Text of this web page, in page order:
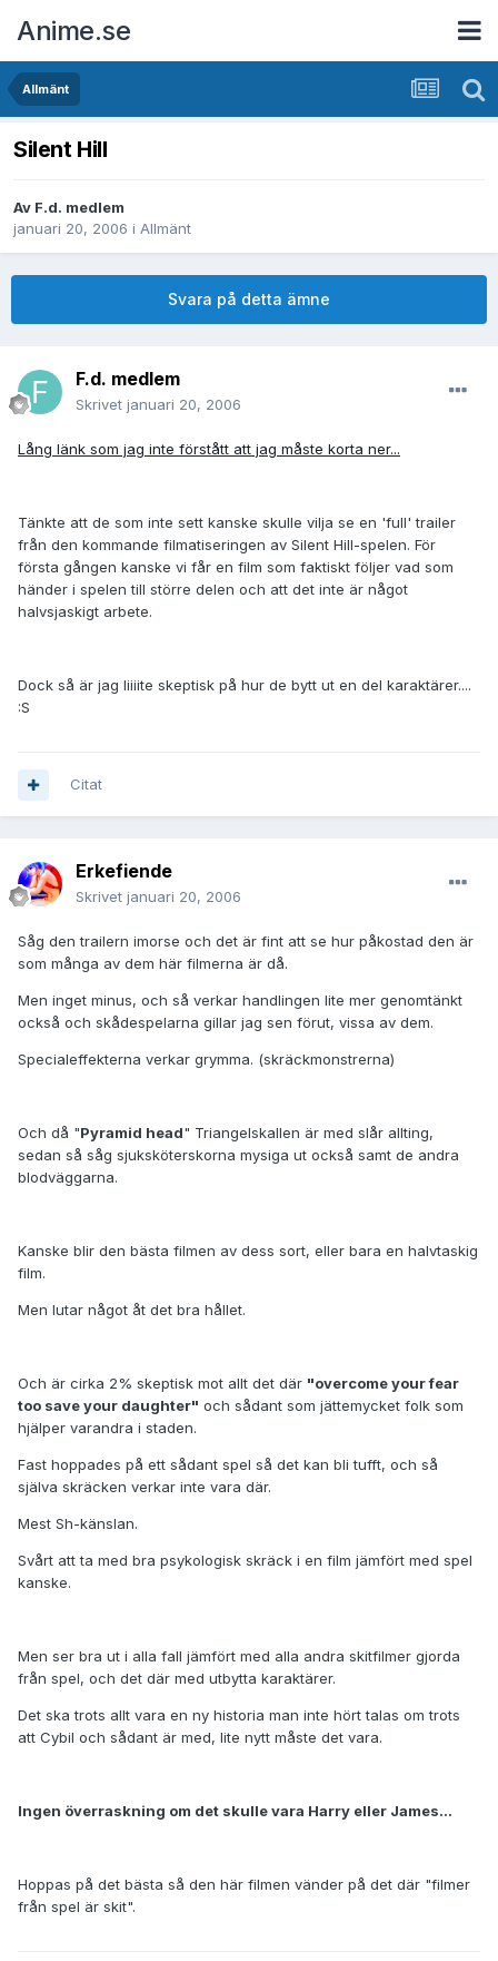
Anime.se
Allmänt
Silent Hill
Av F.d. medlem
januari 20, 2006 i Allmänt
Svara på detta ämne
F.d. medlem
Skrivet januari 20, 2006
Lång länk som jag inte förstått att jag måste korta ner...
Tänkte att de som inte sett kanske skulle vilja se en 'full' trailer
från den kommande filmatiseringen av Silent Hill-spelen. För
första gången kanske vi får en film som faktiskt följer vad som
händer i spelen till större delen och att det inte är något
halvsjaskigt arbete.
Dock så är jag liiiite skeptisk på hur de bytt ut en del karaktärer....
:S
Citat
Erkefiende
Skrivet januari 20, 2006
Såg den trailern imorse och det är fint att se hur påkostad den är
som många av dem här filmerna är då.
Men inget minus, och så verkar handlingen lite mer genomtänkt
också och skådespelarna gillar jag sen förut, vissa av dem.
Specialeffekterna verkar grymma. (skräckmonstrerna)
Och då "Pyramid head" Triangelskallen är med slår allting,
sedan så såg sjuksköterskorna mysiga ut också samt de andra
blodväggarna.
Kanske blir den bästa filmen av dess sort, eller bara en halvtaskig
film.
Men lutar något åt det bra hållet.
Och är cirka 2% skeptisk mot allt det där "overcome your fear
too save your daughter" och sådant som jättemycket folk som
hjälper varandra i staden.
Fast hoppades på ett sådant spel så det kan bli tufft, och så
själva skräcken verkar inte vara där.
Mest Sh-känslan.
Svårt att ta med bra psykologisk skräck i en film jämfört med spel
kanske.
Men ser bra ut i alla fall jämfört med alla andra skitfilmer gjorda
från spel, och det där med utbytta karaktärer.
Det ska trots allt vara en ny historia man inte hört talas om trots
att Cybil och sådant är med, lite nytt måste det vara.
Ingen överraskning om det skulle vara Harry eller James...
Hoppas på det bästa så den här filmen vänder på det där "filmer
från spel är skit".